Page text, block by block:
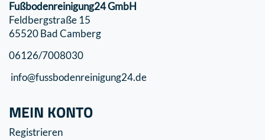
Fußbodenreinigung24 GmbH
Feldbergstraße 15
65520 Bad Camberg
06126/7008030
info@fussbodenreinigung24.de
MEIN KONTO
Registrieren